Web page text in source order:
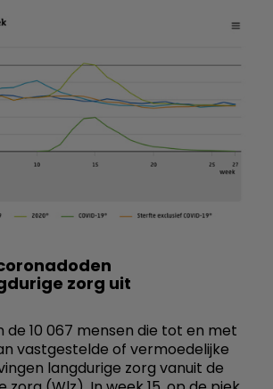
zorg uit
de 10 067 mensen die tot en met
vastgestelde of vermoedelijke
langdurige zorg vanuit de